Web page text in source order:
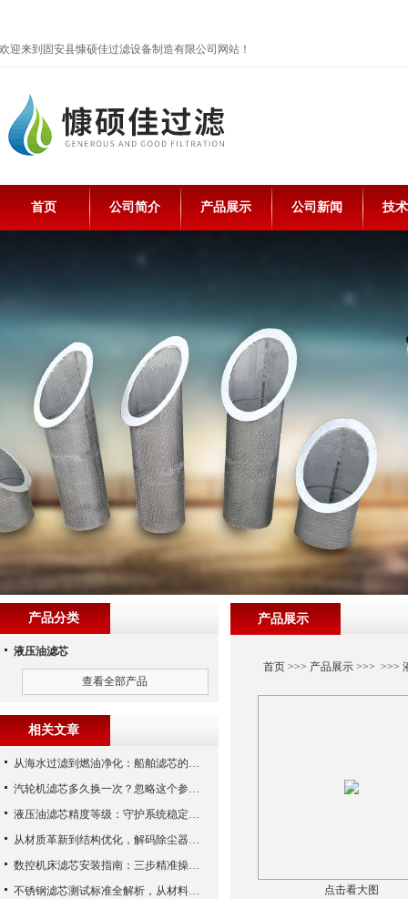
欢迎来到固安县慷硕佳过滤设备制造有限公司网站！
首页 公司简介 产品展示 公司新闻 技
产品展示
首页>>> 产品展示>>> >>>
点击看大图
产品分类
液压油滤芯
查看全部产品
相关文章
从海水过滤到燃油净化：船舶滤芯的多场景应用解析
汽轮机滤芯多久换一次？忽略这个参数，机组非停损失可能上百万！
液压油滤芯精度等级：守护系统稳定与寿命的“微米标尺”
从材质革新到结构优化，解码除尘器滤芯性能跃升的核心逻辑
数控机床滤芯安装指南：三步精准操作，杜绝设备“亚健康”
不锈钢滤芯测试标准全解析，从材料性能到应用场景的严苛验证